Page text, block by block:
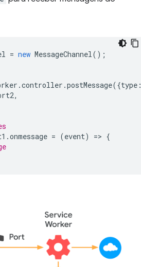
= new MessageChannel();
.controller .postMessage({type
,
.onmessage = (event) => {